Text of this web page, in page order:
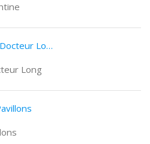
LCL Lyon 47 Cours Du Docteur Long
Long